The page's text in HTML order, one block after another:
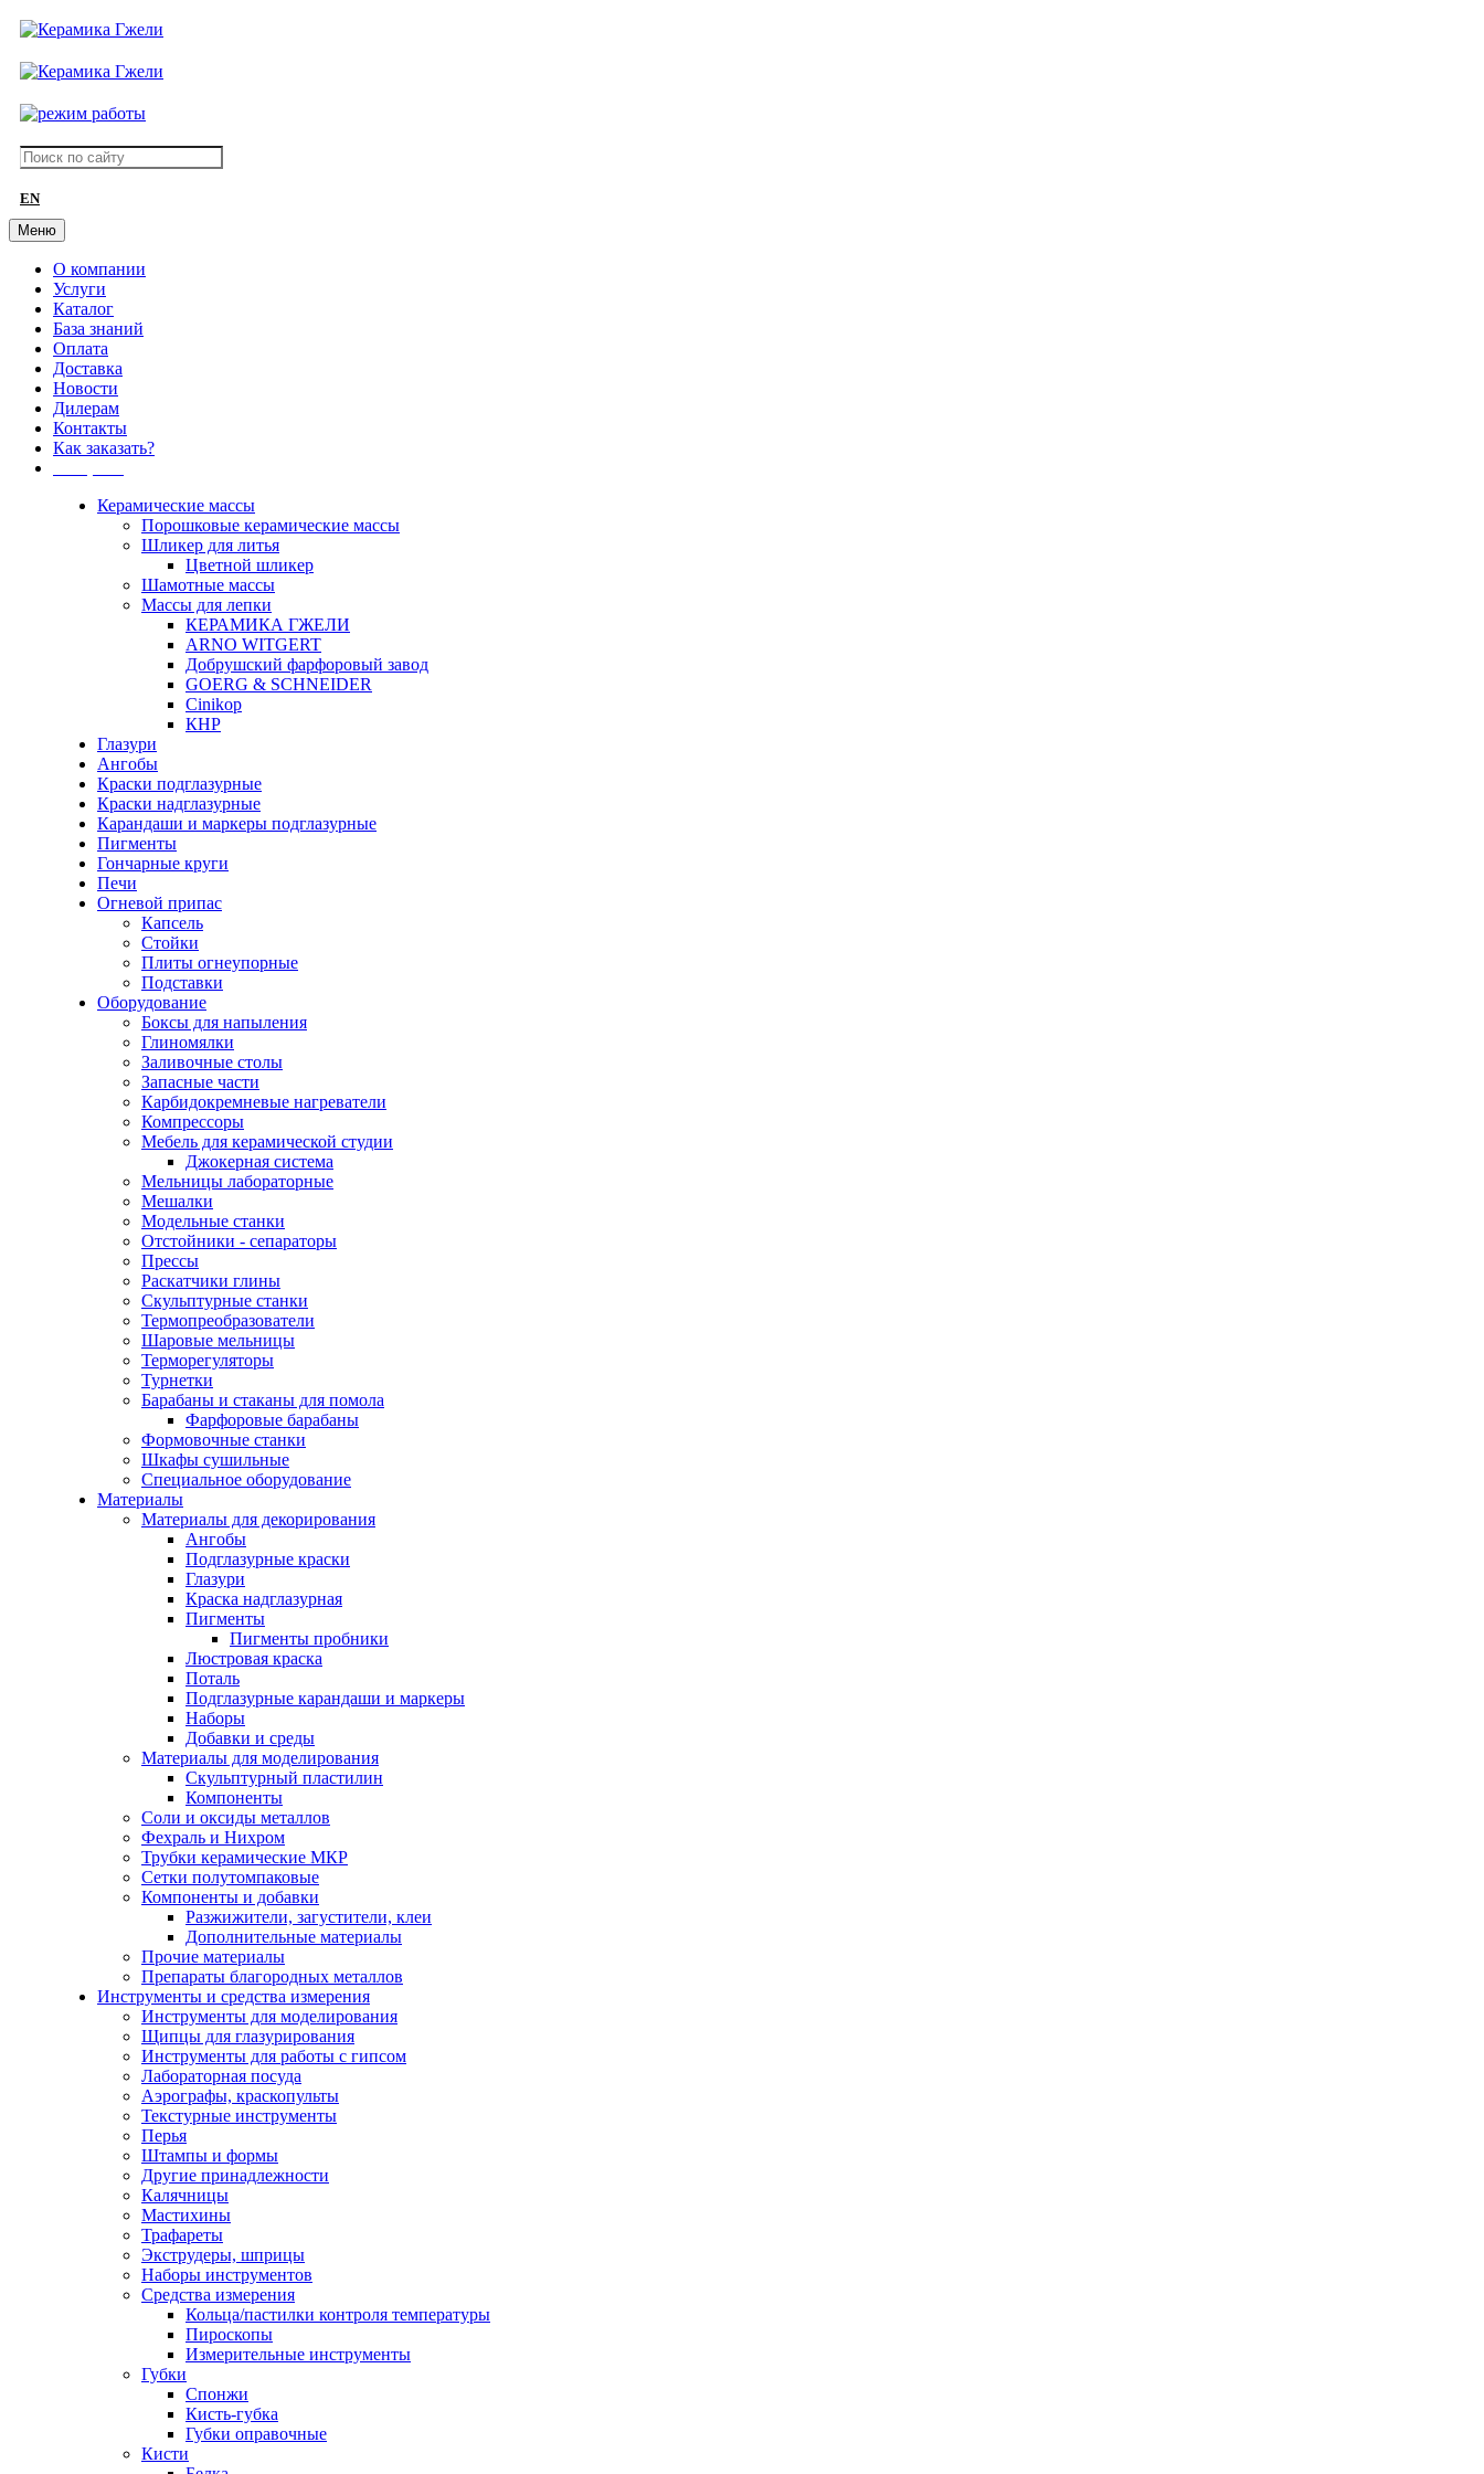
EN
Меню
О компании
Услуги
Каталог
База знаний
Оплата
Доставка
Новости
Дилерам
Контакты
Как заказать?
Керамические массы
Порошковые керамические массы
Шликер для литья
Цветной шликер
Шамотные массы
Массы для лепки
КЕРАМИКА ГЖЕЛИ
ARNO WITGERT
Добрушский фарфоровый завод
GOERG & SCHNEIDER
Cinikop
КНР
Глазури
Ангобы
Краски подглазурные
Краски надглазурные
Карандаши и маркеры подглазурные
Пигменты
Гончарные круги
Печи
Огневой припас
Капсель
Стойки
Плиты огнеупорные
Подставки
Оборудование
Боксы для напыления
Глиномялки
Заливочные столы
Запасные части
Карбидокремневые нагреватели
Компрессоры
Мебель для керамической студии
Джокерная система
Мельницы лабораторные
Мешалки
Модельные станки
Отстойники - сепараторы
Прессы
Раскатчики глины
Скульптурные станки
Термопреобразователи
Шаровые мельницы
Терморегуляторы
Турнетки
Барабаны и стаканы для помола
Фарфоровые барабаны
Формовочные станки
Шкафы сушильные
Специальное оборудование
Материалы
Материалы для декорирования
Ангобы
Подглазурные краски
Глазури
Краска надглазурная
Пигменты
Пигменты пробники
Люстровая краска
Поталь
Подглазурные карандаши и маркеры
Наборы
Добавки и среды
Материалы для моделирования
Скульптурный пластилин
Компоненты
Соли и оксиды металлов
Фехраль и Нихром
Трубки керамические МКР
Сетки полутомпаковые
Компоненты и добавки
Разжижители, загустители, клеи
Дополнительные материалы
Прочие материалы
Препараты благородных металлов
Инструменты и средства измерения
Инструменты для моделирования
Щипцы для глазурирования
Инструменты для работы с гипсом
Лабораторная посуда
Аэрографы, краскопульты
Текстурные инструменты
Перья
Штампы и формы
Другие принадлежности
Калячницы
Мастихины
Трафареты
Экструдеры, шприцы
Наборы инструментов
Средства измерения
Кольца/пастилки контроля температуры
Пироскопы
Измерительные инструменты
Губки
Спонжи
Кисть-губка
Губки оправочные
Кисти